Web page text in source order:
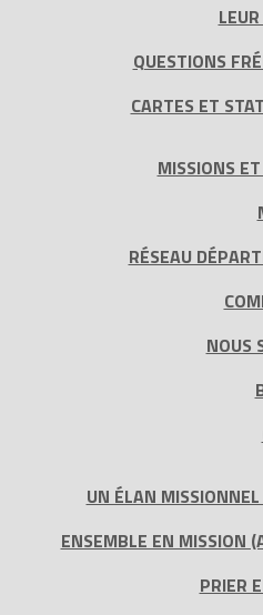
QUESTIONS
CARTES ET
MISSIONS
RÉSEAU
NOUS
UN ÉLAN
ENSEMBLE EN MISSION
PRIER